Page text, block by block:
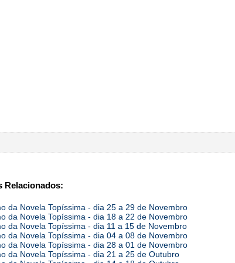
Relacionados:
da Novela Topíssima - dia 25 a 29 de Novembro
da Novela Topíssima - dia 18 a 22 de Novembro
da Novela Topíssima - dia 11 a 15 de Novembro
da Novela Topíssima - dia 04 a 08 de Novembro
da Novela Topíssima - dia 28 a 01 de Novembro
da Novela Topíssima - dia 21 a 25 de Outubro